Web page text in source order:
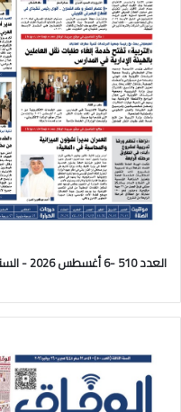
العدد 510 -6 أغسطس 2026 - السنة الثالثة